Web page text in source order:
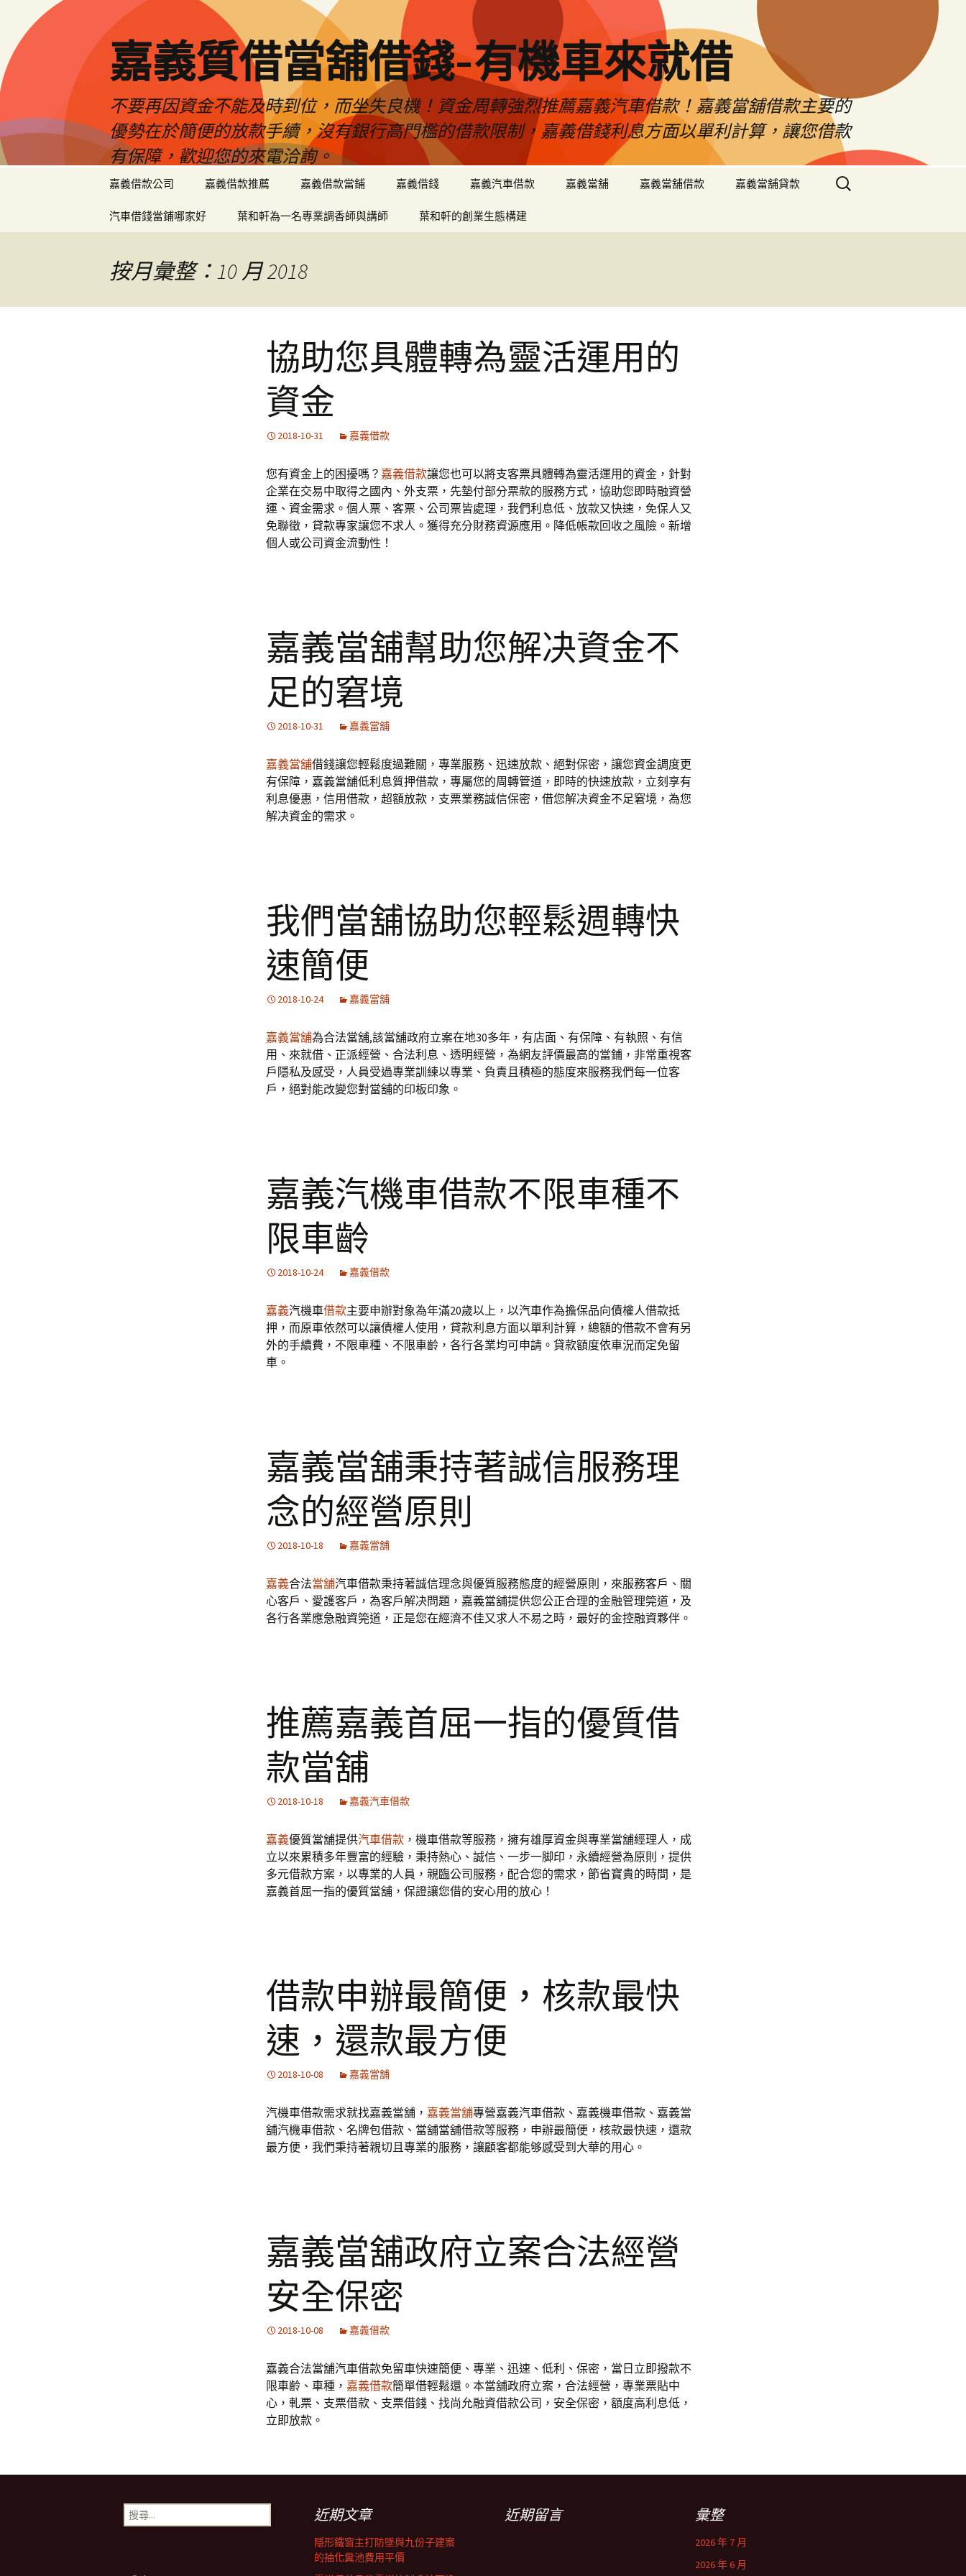
嘉義質借當舖借錢-有機車來就借
不要再因資金不能及時到位，而坐失良機！資金周轉強烈推薦嘉義汽車借款！嘉義當舖借款主要的
優勢在於簡便的放款手續，沒有銀行高門檻的借款限制，嘉義借錢利息方面以單利計算，讓您借款
有保障，歡迎您的來電洽詢。
嘉義借款公司 嘉義借款推薦 嘉義借款當鋪 嘉義借錢 嘉義汽車借款 嘉義當舖 嘉義當舖借款 嘉義當舖貸款
汽車借錢當鋪哪家好 葉和軒為一名專業調香師與講師 葉和軒的創業生態構建
搜
尋
按月彙整：10 月 2018
協助您具體轉為靈活運用的
資金
2018-10-31 嘉義借款
您有資金上的困擾嗎？ 嘉義借款讓您也可以將支客票具體轉為靈活運用的資金，針對
企業在交易中取得之國內、外支票，先墊付部分票款的服務方式，協助您即時融資營
運、資金需求。個人票、客票、公司票皆處理，我們利息低、放款又快速，免保人又
免聯徵，貸款專家讓您不求人。獲得充分財務資源應用。降低帳款回收之風險。新增
個人或公司資金流動性！
嘉義當舖幫助您解决資金不
足的窘境
2018-10-31 嘉義當舖
嘉義當舖借錢讓您輕鬆度過難關，專業服務、迅速放款、絕對保密，讓您資金調度更
有保障，嘉義當舖低利息質押借款，專屬您的周轉管道，即時的快速放款，立刻享有
利息優惠，信用借款，超額放款，支票業務誠信保密，借您解决資金不足窘境，為您
解决資金的需求。
我們當舖協助您輕鬆週轉快
速簡便
2018-10-24 嘉義當舖
嘉義當舖為合法當舖,該當舖政府立案在地30多年，有店面、有保障、有執照、有信
用、來就借、正派經營、合法利息、透明經營，為網友評價最高的當鋪，非常重視客
戶隱私及感受，人員受過專業訓練以專業、負責且積極的態度來服務我們每一位客
戶，絕對能改變您對當舖的印板印象。
嘉義汽機車借款不限車種不
限車齡
2018-10-24 嘉義借款
嘉義汽機車借款主要申辦對象為年滿20歲以上，以汽車作為擔保品向債權人借款抵
押，而原車依然可以讓債權人使用，貸款利息方面以單利計算，總額的借款不會有另
外的手續費，不限車種、不限車齡，各行各業均可申請。貸款額度依車況而定免留
車。
嘉義當舖秉持著誠信服務理
念的經營原則
2018-10-18 嘉義當舖
嘉義合法當舖汽車借款秉持著誠信理念與優質服務態度的經營原則，來服務客戶、關
心客戶、愛護客戶，為客戶解决問題，嘉義當舖提供您公正合理的金融管理筦道，及
各行各業應急融資筦道，正是您在經濟不佳又求人不易之時，最好的金控融資夥伴。
推薦嘉義首屈一指的優質借
款當舖
2018-10-18 嘉義汽車借款
嘉義優質當舖提供汽車借款 ，機車借款等服務，擁有雄厚資金與專業當舖經理人，成
立以來累積多年豐富的經驗，秉持熱心、誠信、一步一脚印，永續經營為原則，提供
多元借款方案，以專業的人員，親臨公司服務，配合您的需求，節省寶貴的時間，是
嘉義首屈一指的優質當舖，保證讓您借的安心用的放心！
借款申辦最簡便，核款最快
速，還款最方便
2018-10-08 嘉義當舖
汽機車借款需求就找嘉義當舖， 嘉義當舖專營嘉義汽車借款、嘉義機車借款、嘉義當
舖汽機車借款、名牌包借款、當舖當舖借款等服務，申辦最簡便，核款最快速，還款
最方便，我們秉持著親切且專業的服務，讓顧客都能够感受到大華的用心。
嘉義當舖政府立案合法經營
安全保密
2018-10-08 嘉義借款
嘉義合法當舖汽車借款免留車快速簡便、專業、迅速、低利、保密，當日立即撥款不
限車齡、車種， 嘉義借款簡單借輕鬆還。本當舖政府立案，合法經營，專業票貼中
心，軋票、支票借款、支票借錢、找尚允融資借款公司，安全保密，額度高利息低，
立即放款。
搜
尋
近期文章
隱形鐵窗主打防墜與九份子建案
的抽化糞池費用平價
近期留言 彙整
2026 年 7 月
2026 年 6 月